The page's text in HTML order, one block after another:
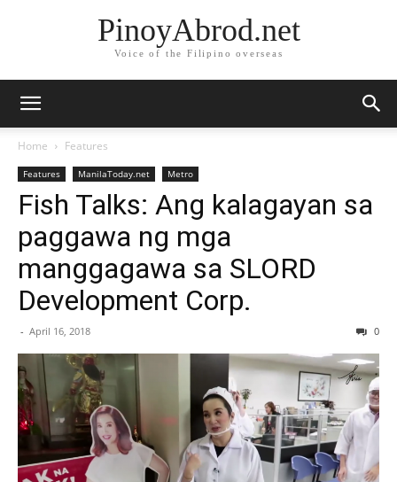
PinoyAbrod.net
Voice of the Filipino overseas
Home Features
Features ManilaToday.net Metro
Fish Talks: Ang kalagayan sa
paggawa ng mga
manggagawa sa SLORD
Development Corp.
- April 16, 2018 0